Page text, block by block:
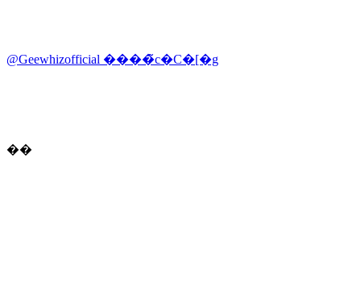
@Geewhizofficial ����̃c�C�[�g
��